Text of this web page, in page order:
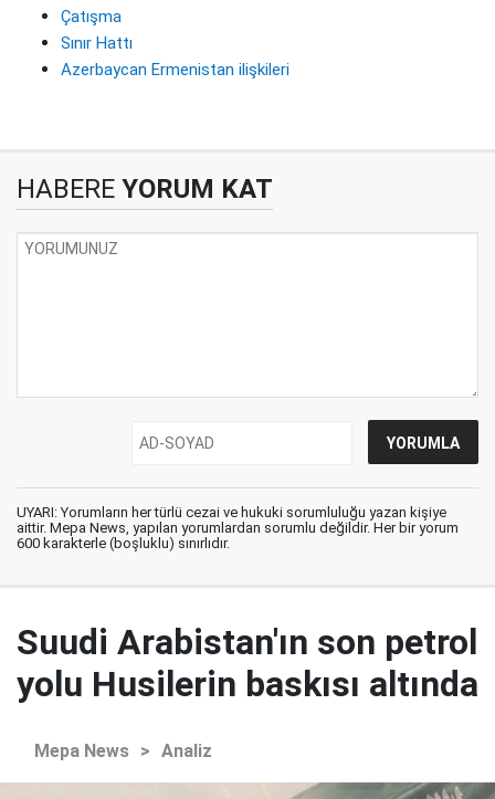
Çatışma
Sınır Hattı
Azerbaycan Ermenistan ilişkileri
HABERE YORUM KAT
UYARI: Yorumların her türlü cezai ve hukuki sorumluluğu yazan kişiye
aittir. Mepa News, yapılan yorumlardan sorumlu değildir. Her bir yorum
600 karakterle (boşluklu) sınırlıdır.
Suudi Arabistan'ın son petrol
yolu Husilerin baskısı altında
Mepa News > Analiz